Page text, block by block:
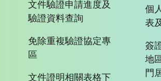
文件驗證申請進度及
驗證資料查詢
免除重複驗證協定專
區
文件證明相關表格下
個
表
簽
地
門